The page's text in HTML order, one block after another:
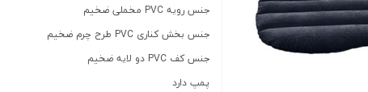
جنس رویه PVC مخملی ضخیم
جنس بخش کناری PVC طرح چرم ضخیم
جنس کف PVC دو لایه ضخیم
پمپ دارد